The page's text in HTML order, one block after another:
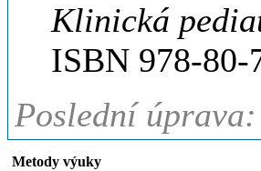
Klinická
ISBN 978-80-
Poslední
Metody výuky